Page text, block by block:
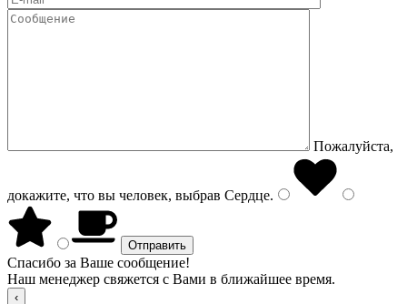
Пожалуйста,
докажите, что вы человек, выбрав Сердце.
Спасибо за Ваше сообщение!
Наш менеджер свяжется с Вами в ближайшее время.